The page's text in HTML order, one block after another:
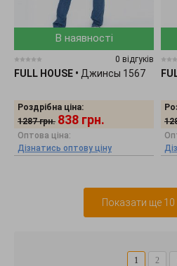
В наявності
0 відгуків
FULL HOUSE • Джинсы 1567
Роздрібна ціна:
1287 грн. 838 грн.
Оптова ціна:
Дізнатись оптову ціну
Показати ще 10
1 2